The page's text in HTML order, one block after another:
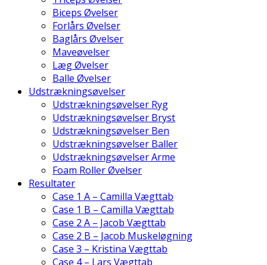
Biceps Øvelser
Forlårs Øvelser
Baglårs Øvelser
Maveøvelser
Læg Øvelser
Balle Øvelser
Udstrækningsøvelser
Udstrækningsøvelser Ryg
Udstrækningsøvelser Bryst
Udstrækningsøvelser Ben
Udstrækningsøvelser Baller
Udstrækningsøvelser Arme
Foam Roller Øvelser
Resultater
Case 1 A – Camilla Vægttab
Case 1 B – Camilla Vægttab
Case 2 A – Jacob Vægttab
Case 2 B – Jacob Muskeløgning
Case 3 – Kristina Vægttab
Case 4 – Lars Vægttab